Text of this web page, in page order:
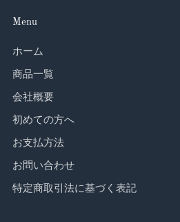
Menu
ホーム
商品一覧
会社概要
初めての方へ
お支払方法
お問い合わせ
特定商取引法に基づく表記